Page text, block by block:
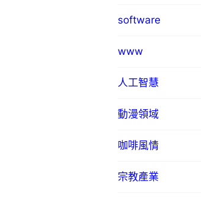
software
www
人工智慧
動漫領域
咖啡風情
宗教產業